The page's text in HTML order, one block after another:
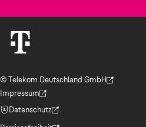
© Telekom Deutschland GmbH
(Der Link wird in einem neuen Tab geöffnet)
Impressum
(Der Link wird in einem neuen Tab geöffnet)
Datenschutz
(Der Link wird in einem neuen Tab geöffnet)